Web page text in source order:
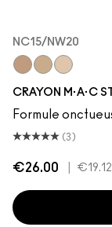
NC15/NW20
CRAYON M·A·C
Formule
(3)
€26.00 €19.12